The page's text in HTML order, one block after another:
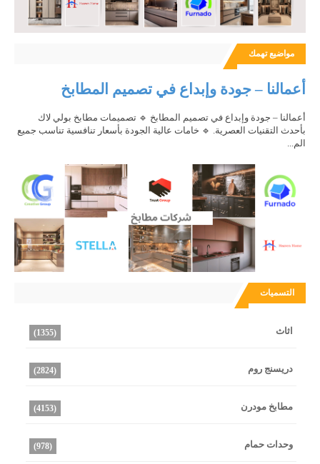
مواضيع تهمك
أعمالنا – جودة وإبداع في تصميم المطابخ
أعمالنا – جودة وإبداع في تصميم المطابخ 🔹 تصميمات مطابخ بولي لاك
بأحدث التقنيات العصرية. 🔹 خامات عالية الجودة بأسعار تنافسية تناسب جميع
الم...
التسميات
اثاث (1355)
دريسنج روم (2824)
مطابخ مودرن (4153)
وحدات حمام (978)